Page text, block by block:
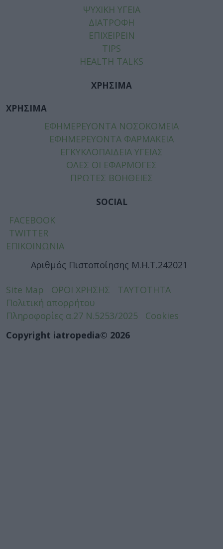
ΨΥΧΙΚΗ ΥΓΕΙΑ
ΔΙΑΤΡΟΦΗ
ΕΠΙΧΕΙΡΕΙΝ
TIPS
HEALTH TALKS
ΧΡΗΣΙΜΑ
ΧΡΗΣΙΜΑ
ΕΦΗΜΕΡΕΥΟΝΤΑ ΝΟΣΟΚΟΜΕΙΑ
ΕΦΗΜΕΡΕΥΟΝΤΑ ΦΑΡΜΑΚΕΙΑ
ΕΓΚΥΚΛΟΠΑΙΔΕΙΑ ΥΓΕΙΑΣ
ΟΛΕΣ ΟΙ ΕΦΑΡΜΟΓΕΣ
ΠΡΩΤΕΣ ΒΟΗΘΕΙΕΣ
SOCIAL
FACEBOOK
TWITTER
ΕΠΙΚΟΙΝΩΝΙΑ
Αριθμός Πιστοποίησης Μ.Η.Τ.242021
Site Map ΟΡΟΙ ΧΡΗΣΗΣ
ΤΑΥΤΟΤΗΤΑ
Πολιτική απορρήτου
Πληροφορίες α.27 Ν.5253/2025
Cookies
Copyright iatropedia© 2026